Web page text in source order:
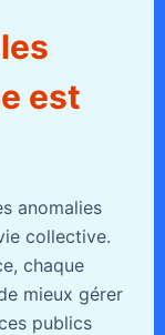
est
anomalies
collective.
chaque
mieux gérer
publics